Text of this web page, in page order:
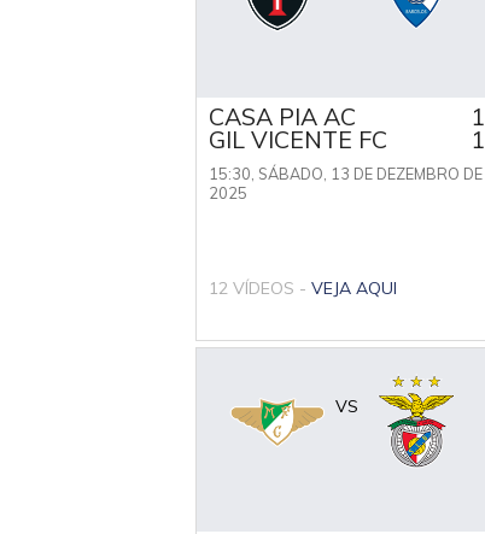
CASA PIA AC 1
GIL VICENTE FC 1
15:30, SÁBADO, 13 DE DEZEMBRO DE
2025
12 VÍDEOS - VEJA AQUI
VS